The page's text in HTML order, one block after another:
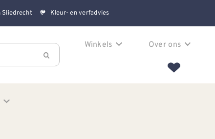
Sliedrecht Kleur- en verfadvies
Winkels Over ons